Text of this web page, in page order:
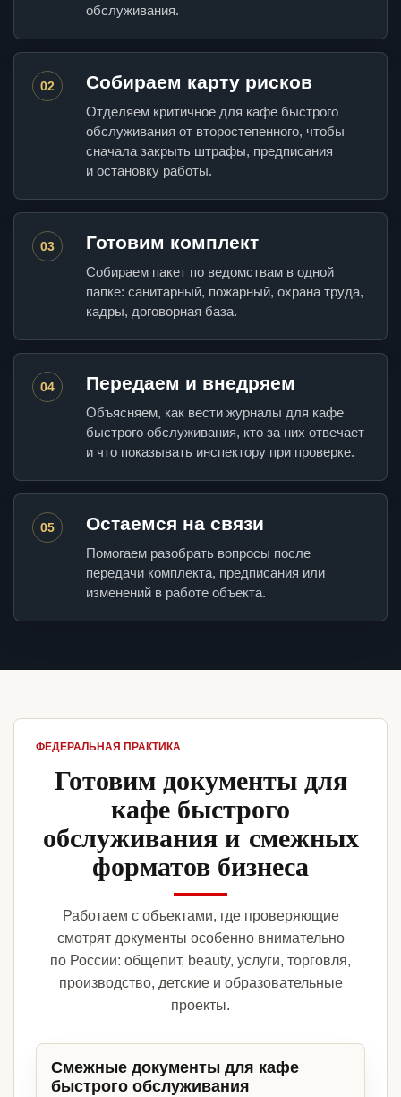
обслуживания.
02 Собираем карту рисков
Отделяем критичное для кафе быстрого
обслуживания от второстепенного, чтобы
сначала закрыть штрафы, предписания
и остановку работы.
03 Готовим комплект
Собираем пакет по ведомствам в одной
папке: санитарный, пожарный, охрана труда,
кадры, договорная база.
04 Передаем и внедряем
Объясняем, как вести журналы для кафе
быстрого обслуживания, кто за них отвечает
и что показывать инспектору при проверке.
05 Остаемся на связи
Помогаем разобрать вопросы после
передачи комплекта, предписания или
изменений в работе объекта.
ФЕДЕРАЛЬНАЯ ПРАКТИКА
Готовим документы для
кафе быстрого
обслуживания и смежных
форматов бизнеса
Работаем с объектами, где проверяющие
смотрят документы особенно внимательно
по России: общепит, beauty, услуги, торговля,
производство, детские и образовательные
проекты.
Смежные документы для кафе
быстрого обслуживания